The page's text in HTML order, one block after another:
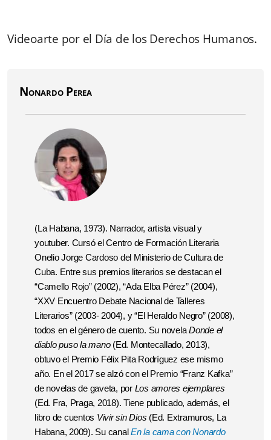
Videoarte por el Día de los Derechos Humanos.
Nonardo Perea
(La Habana, 1973). Narrador, artista visual y
youtuber. Cursó el Centro de Formación Literaria
Onelio Jorge Cardoso del Ministerio de Cultura de
Cuba. Entre sus premios literarios se destacan el
“Camello Rojo” (2002), “Ada Elba Pérez” (2004),
“XXV Encuentro Debate Nacional de Talleres
Literarios” (2003- 2004), y “El Heraldo Negro” (2008),
todos en el género de cuento. Su novelaDonde el
diablo puso la mano(Ed. Montecallado, 2013),
obtuvo el Premio Félix Pita Rodríguez ese mismo
año. En el 2017 se alzó con el Premio “Franz Kafka”
de novelas de gaveta, por Los amores ejemplares
(Ed. Fra, Praga, 2018). Tiene publicado, además, el
libro de cuentos Vivir sin Dios (Ed. Extramuros, La
Habana, 2009). Su canalEn la cama con Nonardo